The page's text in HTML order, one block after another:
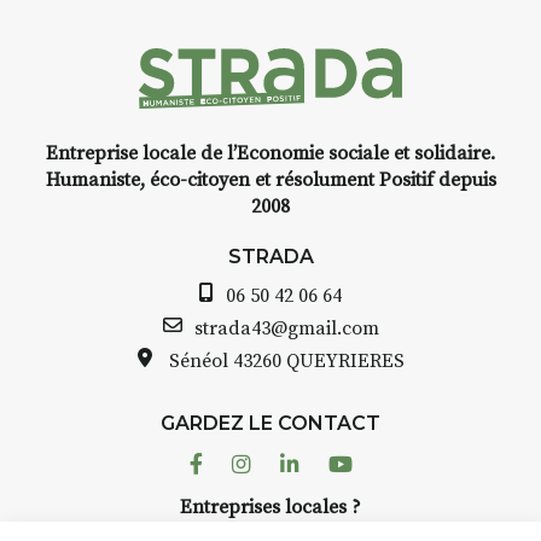
INTERVIEW
avez ouvert une galerie à
Auzon…
Bernard TURLE Le Fumoir n’est
pas une galerie permanente.
AuzonToujours organise
dans le village. Des artistes et
caves, les granges d’Auzon. Le
Entreprise locale de l’Economie sociale et solidaire.
Humaniste, éco-citoyen et résolument Positif depuis
2008
STRADA
06 50 42 06 64
strada43@gmail.com
Sénéol 43260 QUEYRIERES
GARDEZ LE CONTACT
FacebookInstagram
LinkedinYoutube
Entreprises locales ?